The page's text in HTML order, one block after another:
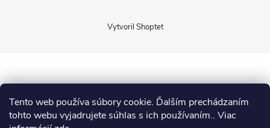
Tento web používa súbory cookie. Ďalším prechádzaním
tohto webu vyjadrujete súhlas s ich používaním.. Viac
Vytvoril Shoptet